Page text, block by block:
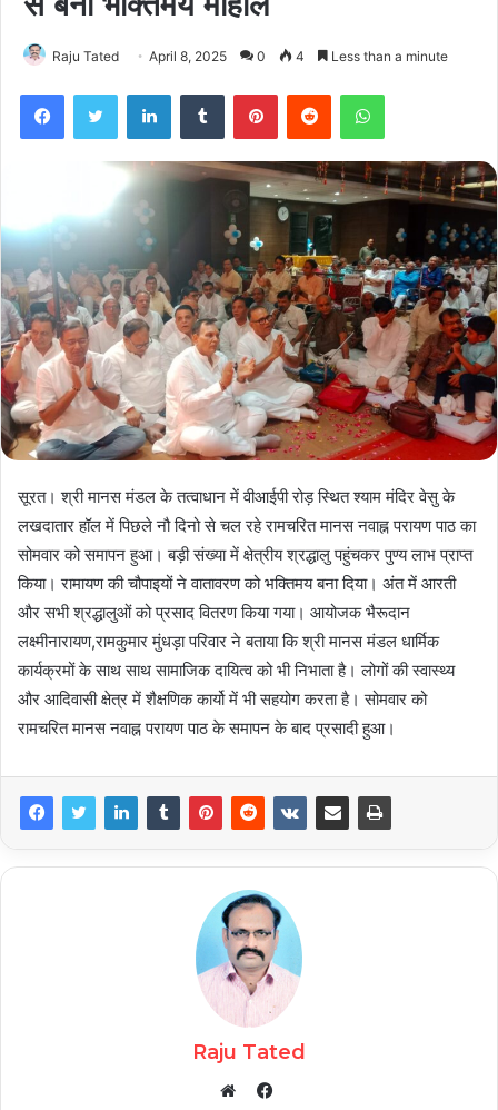
Raju Tated April 8, 2025 0 4 Less than a minute
FacebookTwitter LinkedInTumblr PinterestReddit WhatsApp
सूरत। श्री मानस मंडल के तत्वाधान में वीआईपी रोड़ स्थित श्याम मंदिर वेसु के
लखदातार हॉल में पिछले नौ दिनो से चल रहे रामचरित मानस नवाह्न परायण पाठ का
सोमवार को समापन हुआ। बड़ी संख्या में क्षेत्रीय श्रद्धालु पहुंचकर पुण्य लाभ प्राप्त
किया। रामायण की चौपाइयों ने वातावरण को भक्तिमय बना दिया। अंत में आरती
और सभी श्रद्धालुओं को प्रसाद वितरण किया गया। आयोजक भैरूदान
लक्ष्मीनारायण,रामकुमार मुंधड़ा परिवार ने बताया कि श्री मानस मंडल धार्मिक
कार्यक्रमों के साथ साथ सामाजिक दायित्व को भी निभाता है। लोगों की स्वास्थ्य
और आदिवासी क्षेत्र में शैक्षणिक कार्यो में भी सहयोग करता है। सोमवार को
रामचरित मानस नवाह्न परायण पाठ के समापन के बाद प्रसादी हुआ।
Raju Tated
Facebook